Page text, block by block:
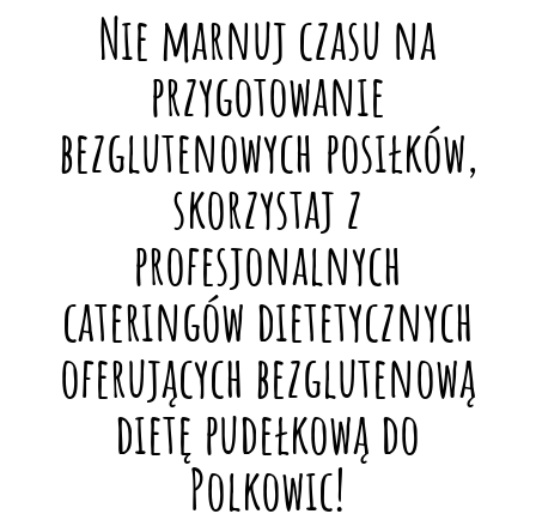
Nie marnuj czasu na
przygotowanie
bezglutenowych posiłków,
skorzystaj z
profesjonalnych
cateringów dietetycznych
oferujących bezglutenową
dietę pudełkową do
Polkowic!